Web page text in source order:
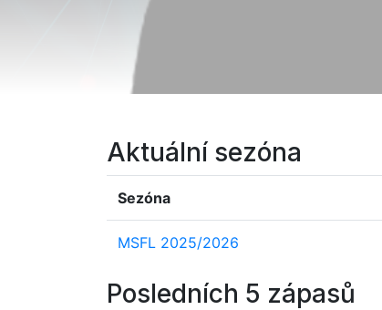
Aktuální sezóna
Sezóna
MSFL 2025/2026
Posledních 5 zápasů